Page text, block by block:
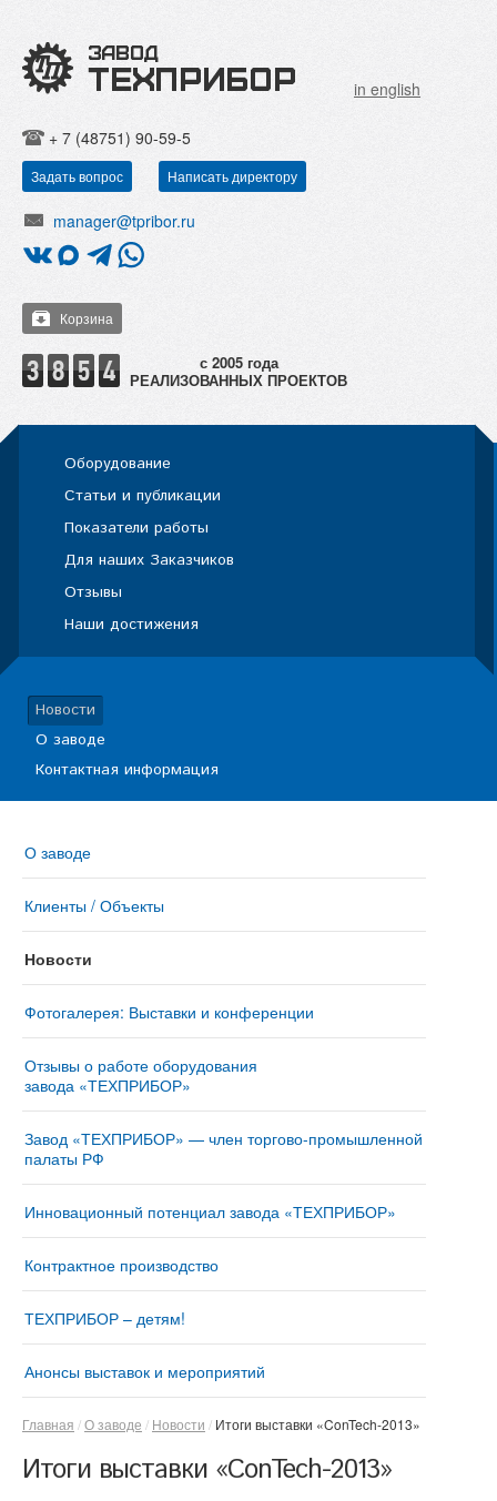
in english
+ 7 (48751) 90-59-5
Задать вопрос Написать директору
manager@tpribor.ru
Корзина
РЕАЛИЗОВАННЫХ ПРОЕКТОВ
Оборудование
Статьи и публикации
Показатели работы
Для наших Заказчиков
Отзывы
Наши достижения
Новости
О заводе
Контактная информация
О заводе
Клиенты / Объекты
Новости
Фотогалерея: Выставки и конференции
Отзывы о работе оборудования
завода «ТЕХПРИБОР»
Завод «ТЕХПРИБОР» — член торгово-промышленной
палаты РФ
Инновационный потенциал завода «ТЕХПРИБОР»
Контрактное производство
ТЕХПРИБОР – детям!
Анонсы выставок и мероприятий
Главная О заводе Новости Итоги выставки «ConTech-2013»
Итоги выставки «ConTech-2013»